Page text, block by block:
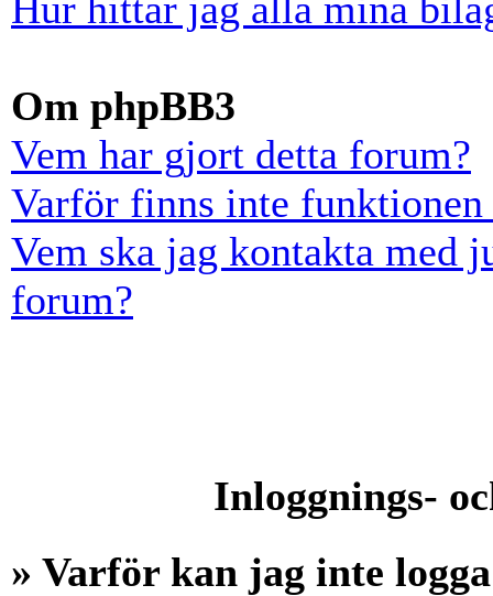
Om phpBB3
Vem har gjort detta forum?
Varför finns inte funktionen
Vem ska jag kontakta med
forum?
Inloggnings-
» Varför kan jag inte